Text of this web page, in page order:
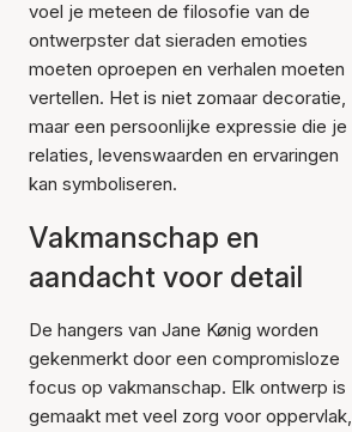
voel je meteen de filosofie van de
ontwerpster dat sieraden emoties
moeten oproepen en verhalen moeten
vertellen. Het is niet zomaar decoratie,
maar een persoonlijke expressie die je
relaties, levenswaarden en ervaringen
kan symboliseren.
Vakmanschap en
aandacht voor detail
De hangers van Jane Kønig worden
gekenmerkt door een compromisloze
focus op vakmanschap. Elk ontwerp is
gemaakt met veel zorg voor oppervlak,